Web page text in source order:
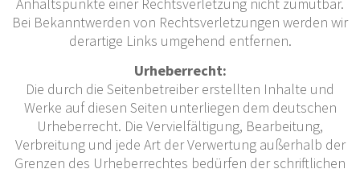
Bei Bekanntwerden von Rechtsverletzungen werden wir
derartige Links umgehend entfernen.
Urheberrecht:
Die durch die Seitenbetreiber erstellten Inhalte und
Werke auf diesen Seiten unterliegen dem deutschen
Urheberrecht. Die Vervielfältigung, Bearbeitung,
Verbreitung und jede Art der Verwertung außerhalb der
Grenzen des Urheberrechtes bedürfen der schriftlichen